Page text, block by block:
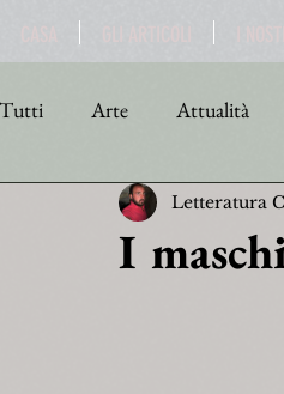
Tutti Arte Attualità
Personaggi Poesia
I
Letteratura